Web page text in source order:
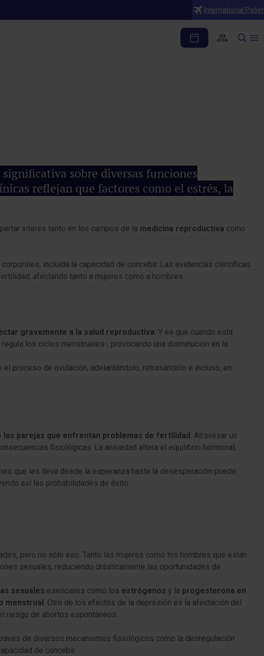
International
la fertilidad?
sobre diversas funciones
reflejan que factores como el estrés, la
interés tanto en los campos de la medicina reproductiva como
incluida la capacidad de concebir. Las evidencias científicas
afectando tanto a mujeres como a hombres.
gravemente a la salud reproductiva. Y es que cuando esta
los ciclos menstruales-, provocando una disminución en la
proceso de ovulación, adelantándolo, retrasándolo e incluso, en
las parejas que enfrentan problemas de fertilidad . Atravesar un
fisiológicas. La ansiedad altera el equilibrio hormonal,
que les lleva desde la esperanza hasta la desesperación puede
así las probabilidades de éxito.
pero no sólo eso. Tanto las mujeres como los hombres que están
sexuales, reduciendo drásticamente las oportunidades de
sexuales esenciales como los estrógenos y la progesterona en
menstrual . Otro de los efectos de la depresión es la afectación del
riesgo de abortos espontáneos.
de diversos mecanismos fisiológicos como la desregulación
de concebir.